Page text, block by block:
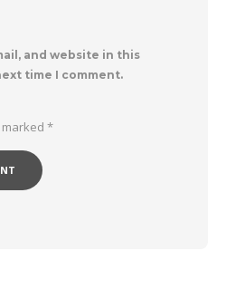
and website in this
time I comment.
*